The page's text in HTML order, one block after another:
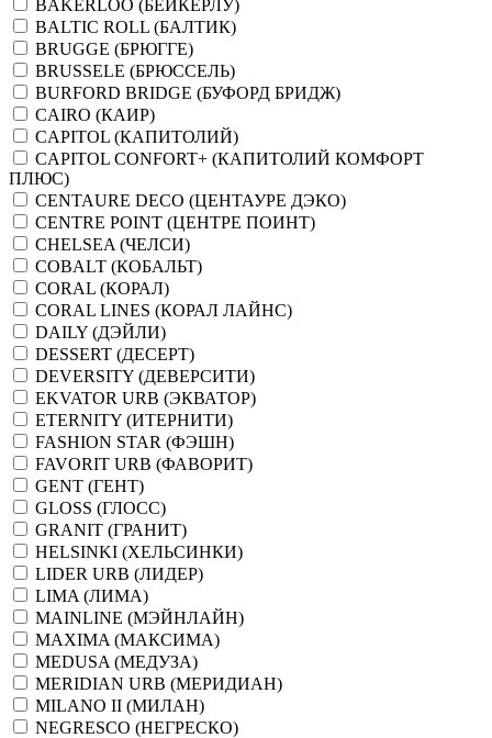
BAKERLOO (БЕЙКЕРЛУ)
BALTIC ROLL (БАЛТИК)
BRUGGE (БРЮГГЕ)
BRUSSELE (БРЮССЕЛЬ)
BURFORD BRIDGE (БУФОРД БРИДЖ)
CAIRO (КАИР)
CAPITOL (КАПИТОЛИЙ)
CAPITOL CONFORT+ (КАПИТОЛИЙ КОМФОРТ
ПЛЮС)
CENTAURE DECO (ЦЕНТАУРЕ ДЭКО)
CENTRE POINT (ЦЕНТРЕ ПОИНТ)
CHELSEA (ЧЕЛСИ)
COBALT (КОБАЛЬТ)
CORAL (КОРАЛ)
CORAL LINES (КОРАЛ ЛАЙНС)
DAILY (ДЭЙЛИ)
DESSERT (ДЕСЕРТ)
DEVERSITY (ДЕВЕРСИТИ)
EKVATOR URB (ЭКВАТОР)
ETERNITY (ИТЕРНИТИ)
FASHION STAR (ФЭШН)
FAVORIT URB (ФАВОРИТ)
GENT (ГЕНТ)
GLOSS (ГЛОСС)
GRANIT (ГРАНИТ)
HELSINKI (ХЕЛЬСИНКИ)
LIDER URB (ЛИДЕР)
LIMA (ЛИМА)
MAINLINE (МЭЙНЛАЙН)
MAXIMA (МАКСИМА)
MEDUSA (МЕДУЗА)
MERIDIAN URB (МЕРИДИАН)
MILANO II (МИЛАН)
NEGRESCO (НЕГРЕСКО)